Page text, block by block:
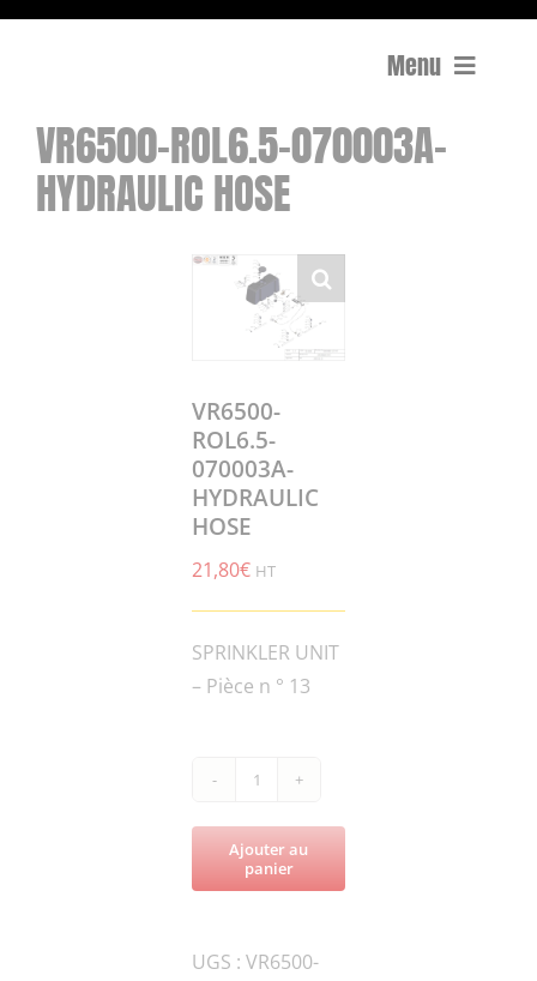
Menu
Compactage
Équipements de chantier
Surfaçage et rectification des sols
VR6500-ROL6.5-070003A-
HYDRAULIC HOSE
VR6500-
ROL6.5-
070003A-
HYDRAULIC
HOSE
21,80€ HT
SPRINKLER UNIT
– Pièce n ° 13
de
VR6500-
ROL6.5-
HYDRAULIC
Ajouter au
panier
UGS : VR6500-